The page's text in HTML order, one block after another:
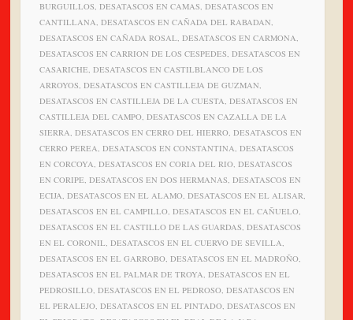
BURGUILLOS, DESATASCOS EN CAMAS, DESATASCOS EN
CANTILLANA, DESATASCOS EN CAÑADA DEL RABADAN,
DESATASCOS EN CAÑADA ROSAL, DESATASCOS EN CARMONA,
DESATASCOS EN CARRION DE LOS CESPEDES, DESATASCOS EN
CASARICHE, DESATASCOS EN CASTILBLANCO DE LOS
ARROYOS, DESATASCOS EN CASTILLEJA DE GUZMAN,
DESATASCOS EN CASTILLEJA DE LA CUESTA, DESATASCOS EN
CASTILLEJA DEL CAMPO, DESATASCOS EN CAZALLA DE LA
SIERRA, DESATASCOS EN CERRO DEL HIERRO, DESATASCOS EN
CERRO PEREA, DESATASCOS EN CONSTANTINA, DESATASCOS
EN CORCOYA, DESATASCOS EN CORIA DEL RIO, DESATASCOS
EN CORIPE, DESATASCOS EN DOS HERMANAS, DESATASCOS EN
ECIJA, DESATASCOS EN EL ALAMO, DESATASCOS EN EL ALISAR,
DESATASCOS EN EL CAMPILLO, DESATASCOS EN EL CAÑUELO,
DESATASCOS EN EL CASTILLO DE LAS GUARDAS, DESATASCOS
EN EL CORONIL, DESATASCOS EN EL CUERVO DE SEVILLA,
DESATASCOS EN EL GARROBO, DESATASCOS EN EL MADROÑO,
DESATASCOS EN EL PALMAR DE TROYA, DESATASCOS EN EL
PEDROSILLO, DESATASCOS EN EL PEDROSO, DESATASCOS EN
EL PERALEJO, DESATASCOS EN EL PINTADO, DESATASCOS EN